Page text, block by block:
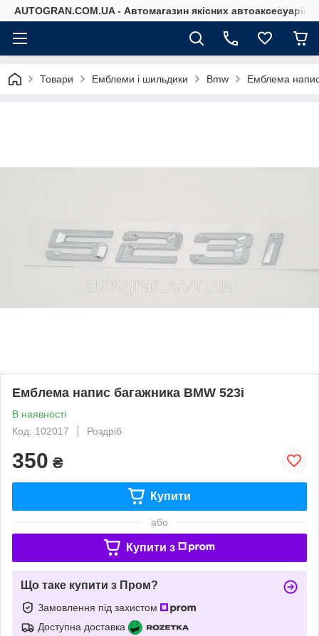
AUTOGRAN.COM.UA - Автомагазин якісних автоаксесуарів
Товари Емблеми і шильдики Bmw Емблема
Емблема напис багажника BMW 523i
В наявності
Код: 102017
Роздріб
350 ₴
Купити
або
Купити з
Що таке купити з Пром?
Замовлення під захистом
Доступна доставка